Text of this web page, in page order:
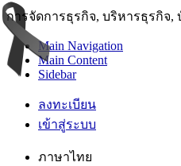
การจัดการธุรกิจ, บริหารธุรกิจ,
Main Navigation
Main Content
Sidebar
ลงทะเบียน
เข้าสู่ระบบ
ภาษาไทย